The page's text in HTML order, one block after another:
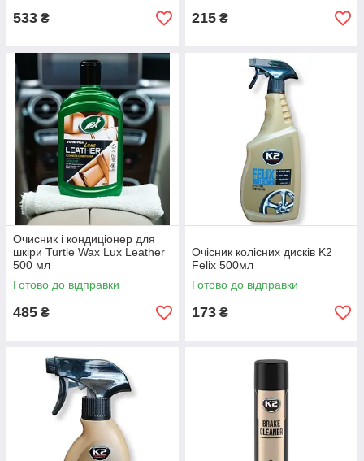
533 ₴ 215 ₴
Очисник і кондиціонер для
шкіри Turtle Wax Lux Leather
500 мл
Готово до відправки
485 ₴
Очісник колісних дисків K2
Felix 500мл
Готово до відправки
173 ₴